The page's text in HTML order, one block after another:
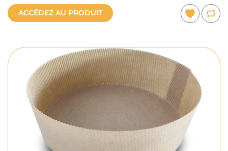
ACCÉDEZ AU PRODUIT